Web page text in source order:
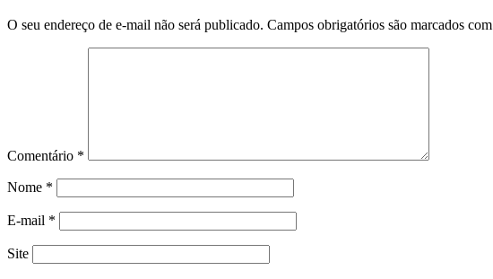
O seu endereço de e-mail não será publicado. Campos obrigatórios são marcados com
Comentário *
Nome *
E-mail *
Site